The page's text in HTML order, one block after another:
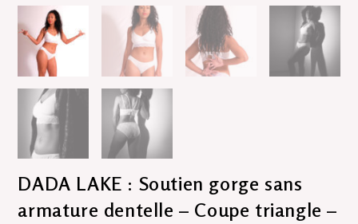
DADA LAKE : Soutien gorge sans
armature dentelle – Coupe triangle –